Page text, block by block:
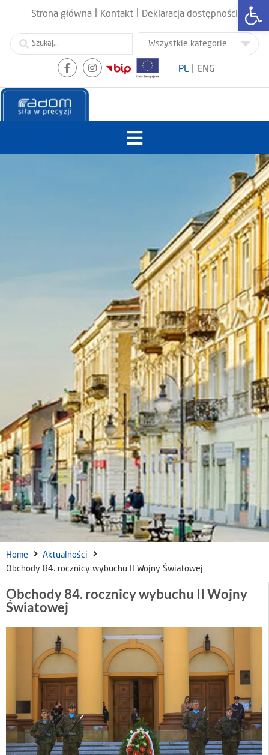
Strona główna Kontakt Deklaracja dostępności
PL ENG
Home
Aktualności
Obchody 84. rocznicy wybuchu II Wojny Światowej
Obchody 84. rocznicy wybuchu II Wojny
Światowej